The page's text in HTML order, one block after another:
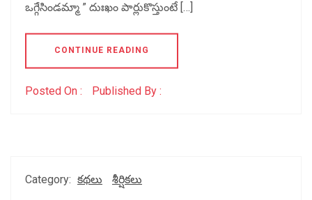
ఒగ్గేసిండమ్మా ” దుఃఖం పార్లుకొస్తుంటే […]
CONTINUE READING
Posted On : Published By :
Category: కథలు శీర్షికలు